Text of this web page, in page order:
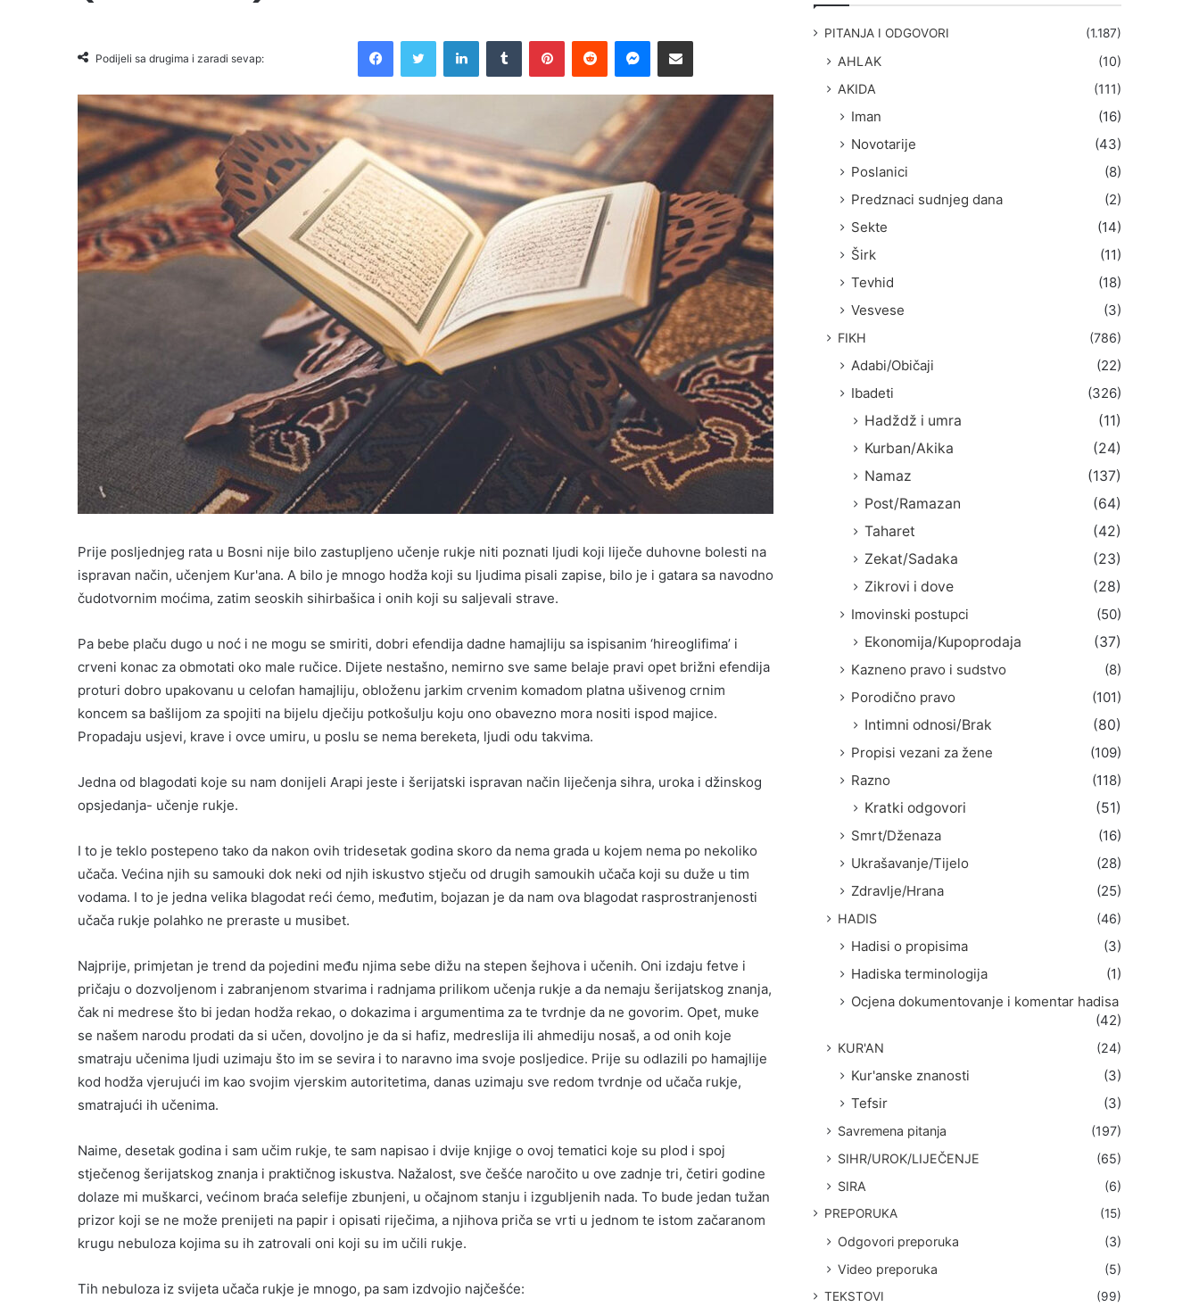
Podijeli sa drugima i zaradi sevap:
Prije posljednjeg rata u Bosni nije bilo zastupljeno učenje rukje niti poznati ljudi koji liječe duhovne bolesti na
ispravan način, učenjem Kur'ana. A bilo je mnogo hodža koji su ljudima pisali zapise, bilo je i gatara sa navodno
čudotvornim moćima, zatim seoskih sihirbašica i onih koji su saljevali strave.
Pa bebe plaču dugo u noć i ne mogu se smiriti, dobri efendija dadne hamajliju sa ispisanim ‘hireoglifima’ i
crveni konac za obmotati oko male ručice. Dijete nestašno, nemirno sve same belaje pravi opet brižni efendija
proturi dobro upakovanu u celofan hamajliju, obloženu jarkim crvenim komadom platna ušivenog crnim
koncem sa bašlijom za spojiti na bijelu dječiju potkošulju koju ono obavezno mora nositi ispod majice.
Propadaju usjevi, krave i ovce umiru, u poslu se nema bereketa, ljudi odu takvima.
Jedna od blagodati koje su nam donijeli Arapi jeste i šerijatski ispravan način liječenja sihra, uroka i džinskog
opsjedanja- učenje rukje.
I to je teklo postepeno tako da nakon ovih tridesetak godina skoro da nema grada u kojem nema po nekoliko
učača. Većina njih su samouki dok neki od njih iskustvo stječu od drugih samoukih učača koji su duže u tim
vodama. I to je jedna velika blagodat reći ćemo, međutim, bojazan je da nam ova blagodat rasprostranjenosti
učača rukje polahko ne preraste u musibet.
Najprije, primjetan je trend da pojedini među njima sebe dižu na stepen šejhova i učenih. Oni izdaju fetve i
pričaju o dozvoljenom i zabranjenom stvarima i radnjama prilikom učenja rukje a da nemaju šerijatskog znanja,
čak ni medrese što bi jedan hodža rekao, o dokazima i argumentima za te tvrdnje da ne govorim. Opet, muke
se našem narodu prodati da si učen, dovoljno je da si hafiz, medreslija ili ahmediju nosaš, a od onih koje
smatraju učenima ljudi uzimaju što im se sevira i to naravno ima svoje posljedice. Prije su odlazili po hamajlije
kod hodža vjerujući im kao svojim vjerskim autoritetima, danas uzimaju sve redom tvrdnje od učača rukje,
smatrajući ih učenima.
Naime, desetak godina i sam učim rukje, te sam napisao i dvije knjige o ovoj tematici koje su plod i spoj
stječenog šerijatskog znanja i praktičnog iskustva. Nažalost, sve češće naročito u ove zadnje tri, četiri godine
dolaze mi muškarci, većinom braća selefije zbunjeni, u očajnom stanju i izgubljenih nada. To bude jedan tužan
prizor koji se ne može prenijeti na papir i opisati riječima, a njihova priča se vrti u jednom te istom začaranom
krugu nebuloza kojima su ih zatrovali oni koji su im učili rukje.
Tih nebuloza iz svijeta učača rukje je mnogo, pa sam izdvojio najčešće:
PITANJA I ODGOVORI (1.187)
AHLAK
(10)
AKIDA
(111)
Iman
(16)
Novotarije
(43)
Poslanici
(8)
Predznaci sudnjeg dana
(2)
Sekte
(14)
Širk
(11)
Tevhid
(18)
Vesvese
(3)
FIKH (786)
Adabi/Običaji
(22)
Ibadeti
(326)
Hadždž i umra
(11)
Kurban/Akika
(24)
Namaz
(137)
Post/Ramazan
(64)
Taharet
(42)
Zekat/Sadaka
(23)
Zikrovi i dove
(28)
Imovinski postupci
(50)
Ekonomija/Kupoprodaja
(37)
Kazneno pravo i sudstvo
(8)
Porodično pravo
(101)
Intimni odnosi/Brak
(80)
Propisi vezani za žene
(109)
Razno
(118)
Kratki odgovori
(51)
Smrt/Dženaza
(16)
Ukrašavanje/Tijelo
(28)
Zdravlje/Hrana
(25)
HADIS (46)
Hadisi o propisima
(3)
Hadiska terminologija
(1)
Ocjena dokumentovanje i komentar hadisa
(42)
KUR'AN (24)
Kur'anske znanosti
(3)
Tefsir
(3)
Savremena pitanja
(197)
SIHR/UROK/LIJEČENJE
(65)
SIRA
(6)
PREPORUKA (15)
Odgovori preporuka
(3)
Video preporuka
(5)
TEKSTOVI
(99)